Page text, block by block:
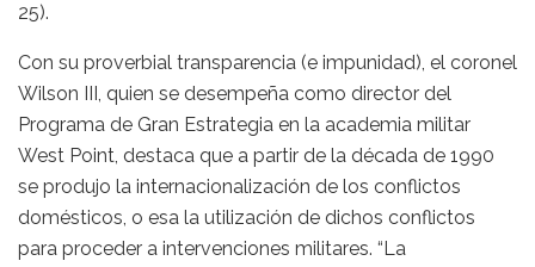
25).
Con su proverbial transparencia (e impunidad), el coronel
Wilson III, quien se desempeña como director del
Programa de Gran Estrategia en la academia militar
West Point, destaca que a partir de la década de 1990
se produjo la internacionalización de los conflictos
domésticos, o esa la utilización de dichos conflictos
para proceder a intervenciones militares. “La